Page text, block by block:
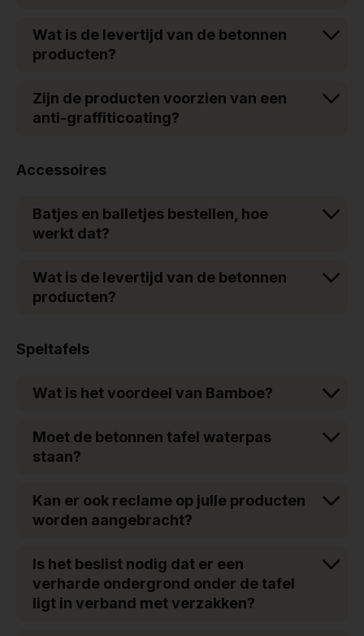
Wat is de levertijd van de betonnen
producten?
Zijn de producten voorzien van een
anti-graffiticoating?
Accessoires
Batjes en balletjes bestellen, hoe
werkt dat?
Wat is de levertijd van de betonnen
producten?
Speltafels
Wat is het voordeel van Bamboe?
Moet de betonnen tafel waterpas
staan?
Kan er ook reclame op julle producten
worden aangebracht?
Is het beslist nodig dat er een
verharde ondergrond onder de tafel
ligt in verband met verzakken?